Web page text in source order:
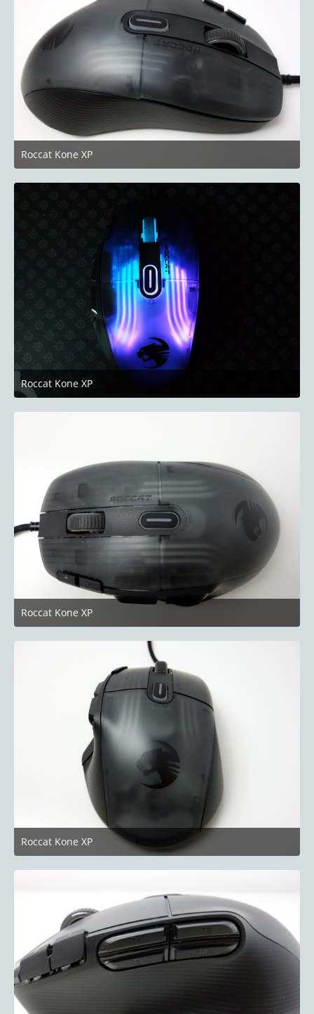
Roccat Kone XP
24. Juni 2023 um 19:58
Roccat Kone XP
24. Juni 2023 um 19:58
Roccat Kone XP
24. Juni 2023 um 19:58
Roccat Kone XP
24. Juni 2023 um 19:58